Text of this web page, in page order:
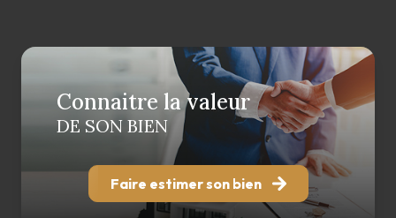
Connaitre la valeur
DE SON BIEN
Faire estimer son bien